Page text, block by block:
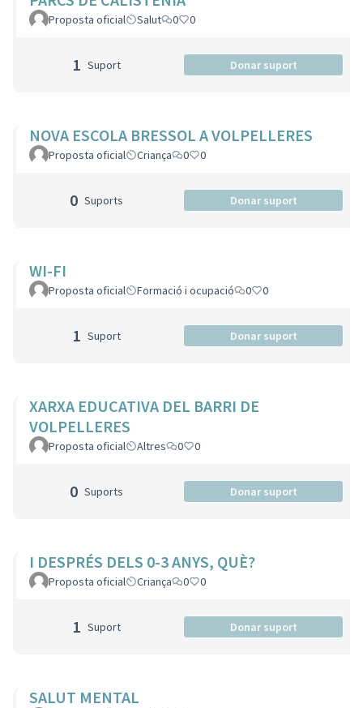
Proposta oficial Salut 0 0
1 Suport Donar suport
NOVA ESCOLA BRESSOL A VOLPELLERES
Proposta oficial Criança 0 0
0 Suports Donar suport
WI-FI
Proposta oficial Formació i ocupació 0 0
1 Suport Donar suport
XARXA EDUCATIVA DEL BARRI DE
VOLPELLERES
Proposta oficial Altres 0 0
0 Suports Donar suport
I DESPRÉS DELS 0-3 ANYS, QUÈ?
Proposta oficial Criança 0 0
1 Suport Donar suport
SALUT MENTAL